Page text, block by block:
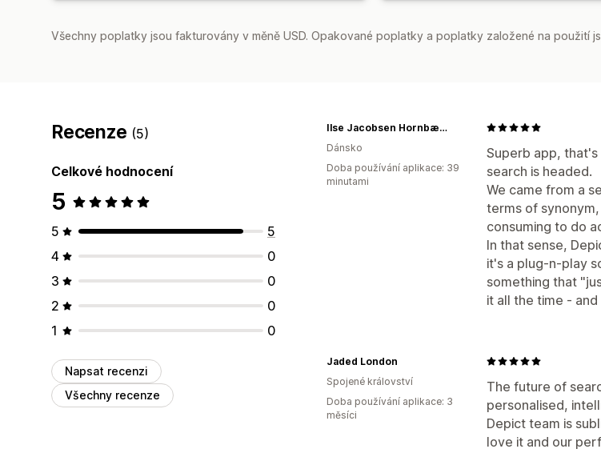
Všechny poplatky jsou fakturovány v měně USD. Opakované poplatky a poplatky založené na použití
Recenze (5)
Celkové hodnocení
5
5
5
4
0
3
0
2
0
1
0
Napsat recenzi
Všechny recenze
Superb app,
search is headed.
We came from a
terms of
consuming to do
In that sense,
it's a plug-n-play
something that
it all the time -
Ilse Jacobsen Hornbæk NO
Dánsko
Doba používání aplikace: 39
minutami
The future of
personalised,
Depict team is
love it and our
Jaded London
Spojené království
Doba používání aplikace: 3
měsíci